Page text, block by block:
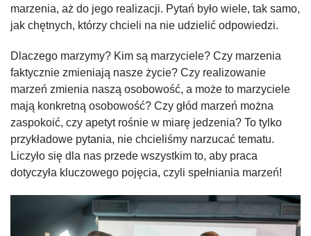
marzenia, aż do jego realizacji. Pytań było wiele, tak samo,
jak chętnych, którzy chcieli na nie udzielić odpowiedzi.
Dlaczego marzymy? Kim są marzyciele? Czy marzenia
faktycznie zmieniają nasze życie? Czy realizowanie
marzeń zmienia naszą osobowość, a może to marzyciele
mają konkretną osobowość? Czy głód marzeń można
zaspokoić, czy apetyt rośnie w miarę jedzenia? To tylko
przykładowe pytania, nie chcieliśmy narzucać tematu.
Liczyło się dla nas przede wszystkim to, aby praca
dotyczyła kluczowego pojęcia, czyli spełniania marzeń!